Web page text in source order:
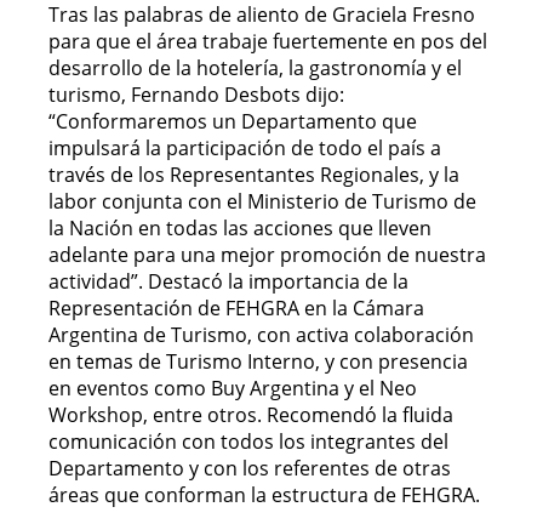
Tras las palabras de aliento de Graciela Fresno
para que el área trabaje fuertemente en pos del
desarrollo de la hotelería, la gastronomía y el
turismo, Fernando Desbots dijo:
“Conformaremos un Departamento que
impulsará la participación de todo el país a
través de los Representantes Regionales, y la
labor conjunta con el Ministerio de Turismo de
la Nación en todas las acciones que lleven
adelante para una mejor promoción de nuestra
actividad”. Destacó la importancia de la
Representación de FEHGRA en la Cámara
Argentina de Turismo, con activa colaboración
en temas de Turismo Interno, y con presencia
en eventos como Buy Argentina y el Neo
Workshop, entre otros. Recomendó la fluida
comunicación con todos los integrantes del
Departamento y con los referentes de otras
áreas que conforman la estructura de FEHGRA.